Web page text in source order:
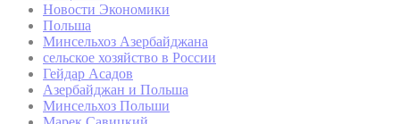
Новости Экономики
Польша
Минсельхоз Азербайджана
сельское хозяйство в России
Гейдар Асадов
Азербайджан и Польша
Минсельхоз Польши